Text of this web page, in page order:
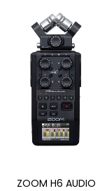
ZOOM H6 AUDIO